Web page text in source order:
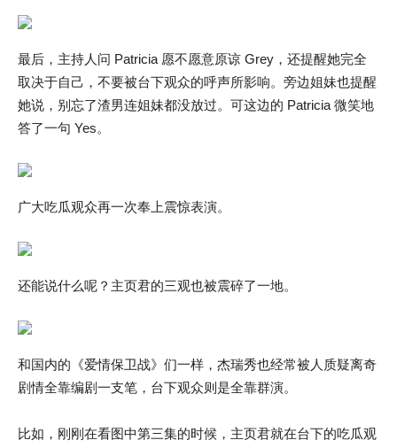
最后，主持人问 Patricia 愿不愿意原谅 Grey，还提醒她完全
取决于自己，不要被台下观众的呼声所影响。旁边姐妹也提醒
她说，别忘了渣男连姐妹都没放过。可这边的 Patricia 微笑地
答了一句 Yes。
广大吃瓜观众再一次奉上震惊表演。
还能说什么呢？主页君的三观也被震碎了一地。
和国内的《爱情保卫战》们一样，杰瑞秀也经常被人质疑离奇
剧情全靠编剧一支笔，台下观众则是全靠群演。
比如，刚刚在看图中第三集的时候，主页君就在台下的吃瓜观